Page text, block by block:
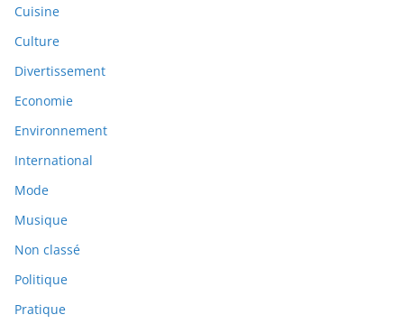
Cuisine
Culture
Divertissement
Economie
Environnement
International
Mode
Musique
Non classé
Politique
Pratique